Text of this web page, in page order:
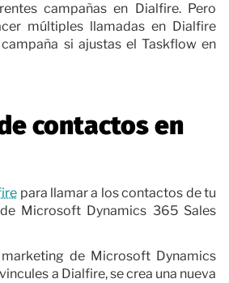
campañas en Dialfire. Pero
múltiples llamadas en Dialfire
si ajustas el Taskflow en
contactos en
para llamar a los contactos de tu
Microsoft Dynamics 365 Sales
de Microsoft Dynamics
a Dialfire, se crea una nueva